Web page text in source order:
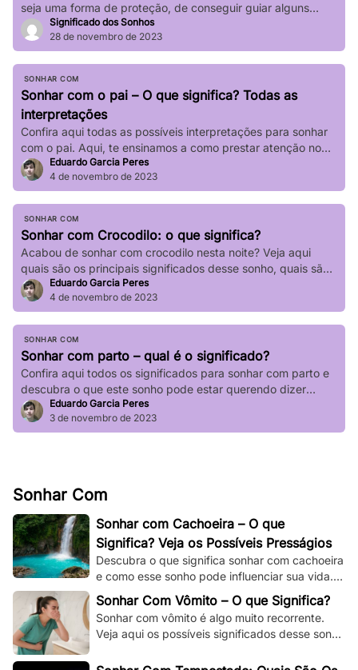
seja uma forma de proteção, de conseguir guiar alguns
passos de sua vida e até mesmo de sair de determinadas
“roubadas”, não é mesmo? Quer saber o que os astros estão
prevendo para seu signo no dia de hoje? Basta verificar
Significado dos Sonhos
28 de novembro de 2023
SONHAR COM
Sonhar com o pai – O que significa? Todas as
interpretações
Confira aqui todas as possíveis interpretações para sonhar
com o pai. Aqui, te ensinamos a como prestar atenção no
seu sonho!Eduardo Garcia Peres
4 de novembro de 2023
SONHAR COM
Sonhar com Crocodilo: o que significa?
Acabou de sonhar com crocodilo nesta noite? Veja aqui
quais são os principais significados desse sonho, quais são
suas principais variações!
Eduardo Garcia Peres
4 de novembro de 2023
SONHAR COM
Sonhar com parto – qual é o significado?
Confira aqui todos os significados para sonhar com parto e
descubra o que este sonho pode estar querendo dizer
sobre a sua vida.
Eduardo Garcia Peres
3 de novembro de 2023
Sonhar Com
Sonhar com Cachoeira – O que
Significa? Veja os Possíveis Presságios
Descubra o que significa sonhar com cachoeira
e como esse sonho pode influenciar sua vida.
Explore os significados espirituais,
psicológicos!
Sonhar Com Vômito – O que Significa?
Sonhar com vômito é algo muito recorrente.
Veja aqui os possíveis significados desse sonho